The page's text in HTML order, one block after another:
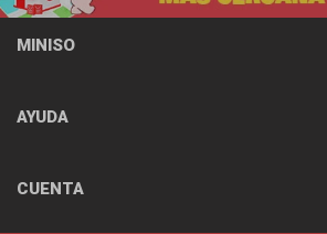
MINISO
AYUDA
CUENTA